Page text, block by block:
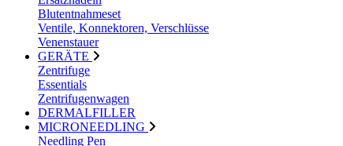
Blutentnahmeset
Ventile, Konnektoren, Verschlüsse
Venenstauer
GERÄTE
Zentrifuge
Essentials
Zentrifugenwagen
DERMALFILLER
MICRONEEDLING
Needling Pen